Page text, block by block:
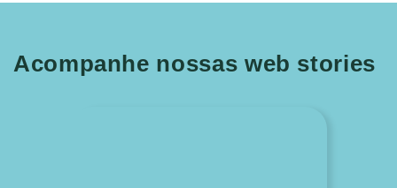
Acompanhe nossas web stories